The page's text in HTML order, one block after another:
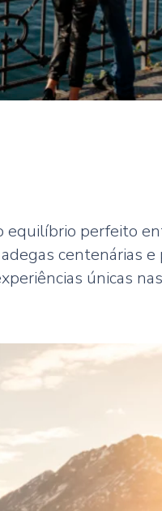
perfeito
centenárias
únicas